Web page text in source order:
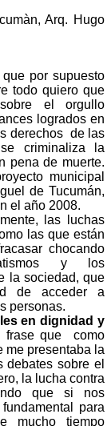
Arq. Hugo
por supuesto
todo quiero que
el orgullo
logrados en
derechos de las
criminaliza la
pena de muerte.
municipal
de Tucumán,
el año 2008.
las luchas
las que están
chocando
y los
la sociedad, que
de acceder a
personas.
en dignidad y
frase que como
me presentaba la
debates sobre el
la lucha contra
que si nos
para
mucho tiempo